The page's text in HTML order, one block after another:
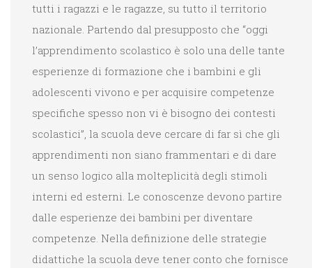
tutti i ragazzi e le ragazze, su tutto il territorio
nazionale. Partendo dal presupposto che “oggi
l’apprendimento scolastico è solo una delle tante
esperienze di formazione che i bambini e gli
adolescenti vivono e per acquisire competenze
specifiche spesso non vi è bisogno dei contesti
scolastici”, la scuola deve cercare di far sì che gli
apprendimenti non siano frammentari e di dare
un senso logico alla molteplicità degli stimoli
interni ed esterni. Le conoscenze devono partire
dalle esperienze dei bambini per diventare
competenze. Nella definizione delle strategie
didattiche la scuola deve tener conto che fornisce